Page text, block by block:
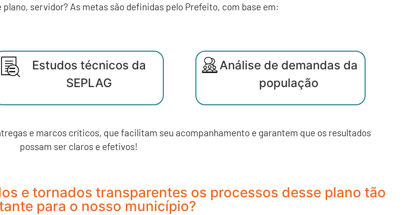
servidor? As metas são definidas pelo Prefeito, com base em:
Estudos técnicos da
SEPLAG
Análise de demandas da
população
e marcos críticos, que facilitam seu acompanhamento e garantem que os resultados
possam ser claros e efetivos!
e tornados transparentes os processos desse plano tão
para o nosso município?